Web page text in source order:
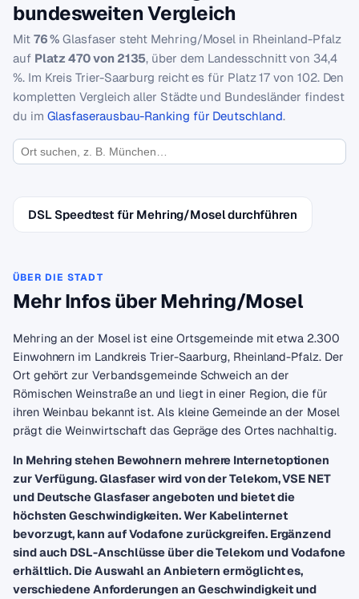
bundesweiten Vergleich
Mit 76 % Glasfaser steht Mehring/Mosel in Rheinland-Pfalz
auf Platz 470 von 2135, über dem Landesschnitt von 34,4
%. Im Kreis Trier-Saarburg reicht es für Platz 17 von 102. Den
kompletten Vergleich aller Städte und Bundesländer findest
du im Glasfaserausbau-Ranking für Deutschland.
DSL Speedtest für Mehring/Mosel durchführen
ÜBER DIE STADT
Mehr Infos über Mehring/Mosel
Mehring an der Mosel ist eine Ortsgemeinde mit etwa 2.300
Einwohnern im Landkreis Trier-Saarburg, Rheinland-Pfalz. Der
Ort gehört zur Verbandsgemeinde Schweich an der
Römischen Weinstraße an und liegt in einer Region, die für
ihren Weinbau bekannt ist. Als kleine Gemeinde an der Mosel
prägt die Weinwirtschaft das Gepräge des Ortes nachhaltig.
In Mehring stehen Bewohnern mehrere Internetoptionen
zur Verfügung. Glasfaser wird von der Telekom, VSE NET
und Deutsche Glasfaser angeboten und bietet die
höchsten Geschwindigkeiten. Wer Kabelinternet
bevorzugt, kann auf Vodafone zurückgreifen. Ergänzend
sind auch DSL-Anschlüsse über die Telekom und Vodafone
erhältlich. Die Auswahl an Anbietern ermöglicht es,
verschiedene Anforderungen an Geschwindigkeit und